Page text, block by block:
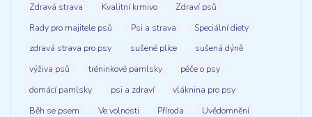
Zdravá strava
Kvalitní krmivo
Zdraví psů
Rady pro majitele psů
Psi a strava
Speciální diety
zdravá strava pro psy
sušené plíce
sušená dýně
výživa psů
tréninkové pamlsky
péče o psy
domácí pamlsky
psi a zdraví
vláknina pro psy
Běh se psem
Ve volnosti Příroda Uvědomnění